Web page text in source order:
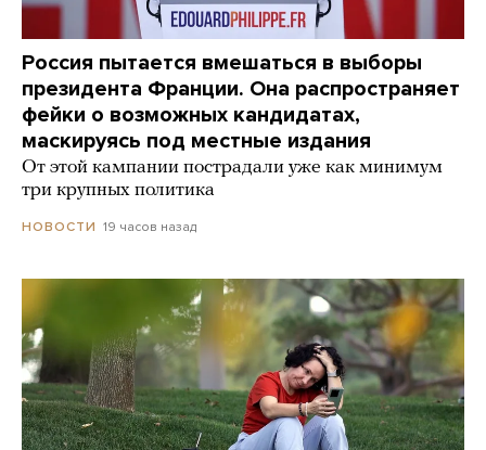
Россия пытается вмешаться в выборы
президента Франции. Она распространяет
фейки о возможных кандидатах,
маскируясь под местные издания
От этой кампании пострадали уже как минимум
три крупных политика
НОВОСТИ 19 часов назад